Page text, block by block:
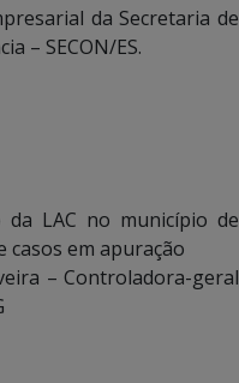
da Secretaria de
– SECON/ES.
da LAC no município de
casos em apuração
– Controladora-geral